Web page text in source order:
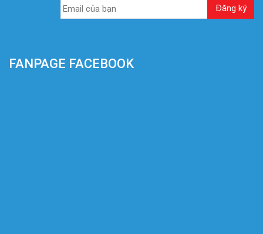
FANPAGE FACEBOOK